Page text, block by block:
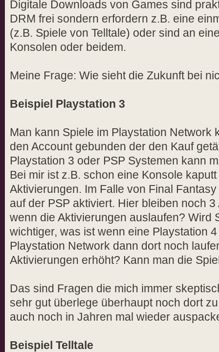
Digitale Downloads von Games sind
DRM frei sondern erfordern z.B. eine
(z.B. Spiele von Telltale) oder sind an
Konsolen oder beidem.
Meine Frage: Wie sieht die Zukunft bei
Beispiel Playstation 3
Man kann Spiele im Playstation Network
den Account gebunden der den Kauf
Playstation 3 oder PSP Systemen kann
Bei mir ist z.B. schon eine Konsole
Aktivierungen. Im Falle von Final
auf der PSP aktiviert. Hier bleiben noch
wenn die Aktivierungen auslaufen? Wird
wichtiger, was ist wenn eine Playstation
Playstation Network dann dort noch
Aktivierungen erhöht? Kann man die
Das sind Fragen die mich immer
sehr gut überlege überhaupt noch dort
auch noch in Jahren mal wieder
Beispiel Telltale